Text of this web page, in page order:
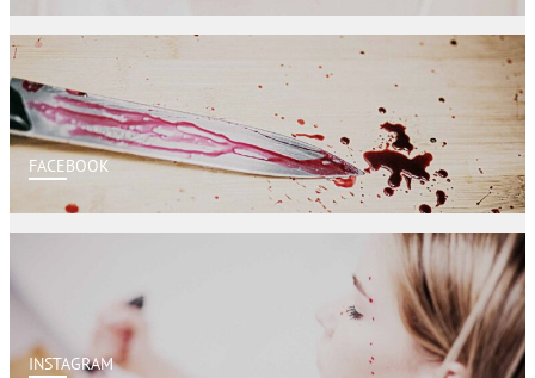
FACEBOOK
INSTAGRAM